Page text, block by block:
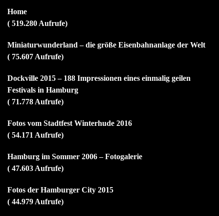
Home
( 519.280 Aufrufe)
Miniaturwunderland – die größe Eisenbahnanlage der Welt
( 75.607 Aufrufe)
Dockville 2015 – 188 Impressionen eines einmalig geilen
Festivals in Hamburg
( 71.778 Aufrufe)
Fotos vom Stadtfest Winterhude 2016
( 54.171 Aufrufe)
Hamburg im Sommer 2006 – Fotogalerie
( 47.603 Aufrufe)
Fotos der Hamburger City 2015
( 44.979 Aufrufe)